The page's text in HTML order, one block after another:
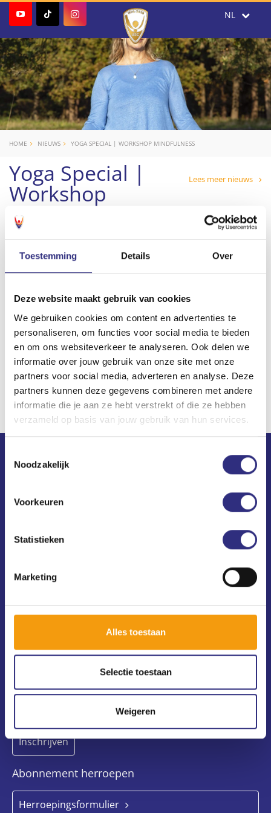
Toestemming Details Over
Deze website maakt gebruik van cookies
We gebruiken cookies om content en advertenties te
personaliseren, om functies voor social media te bieden
en om ons websiteverkeer te analyseren. Ook delen we
informatie over jouw gebruik van onze site met onze
partners voor social media, adverteren en analyse. Deze
partners kunnen deze gegevens combineren met andere
informatie die je aan ze hebt verstrekt of die ze hebben
verzameld op basis van jouw gebruik van hun services.
Noodzakelijk
Voorkeuren
Statistieken
Marketing
Alles toestaan
Selectie toestaan
Weigeren
HOME NIEUWS YOGA SPECIAL | WORKSHOP MINDFULNESS
Lees meer nieuws
Yoga Special |
Workshop
Mindfulness
Special | Workshop Mindfulness
bij USC Body &
earth instapoefeningen kennis maken met
mindfulness. De ideale manier om erachter te
komen of dit iets voor je is.
Contact
Science Park 306
(020) 240 64 10
Voorwaarden, privacy en cookies
Abonnement herroepen
Herroepingsformulier